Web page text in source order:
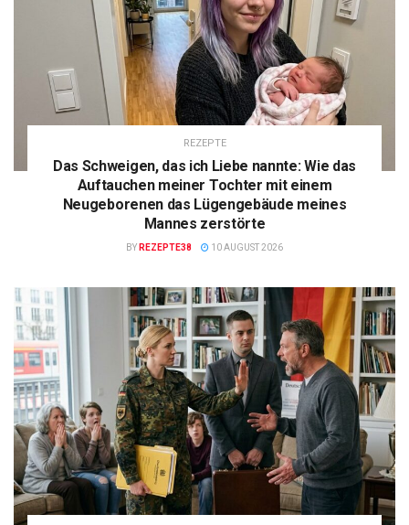
REZEPTE
Das Schweigen, das ich Liebe nannte: Wie das
Auftauchen meiner Tochter mit einem
Neugeborenen das Lügengebäude meines
Mannes zerstörte
BY REZEPTE38 10 AUGUST 2026